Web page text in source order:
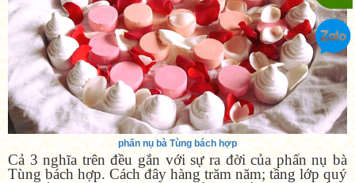
phấn nụ bà Tùng bách hợp
Cả 3 nghĩa trên đều gắn với sự ra đời của phấn nụ bà
Tùng bách hợp. Cách đây hàng trăm năm; tầng lớp quý